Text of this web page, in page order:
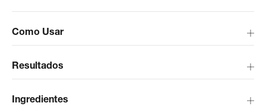
Como Usar
Resultados
Ingredientes